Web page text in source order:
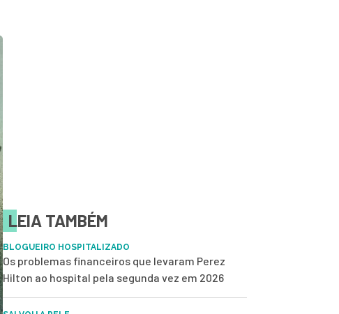
LEIA TAMBÉM
BLOGUEIRO HOSPITALIZADO
Os problemas financeiros que levaram Perez
Hilton ao hospital pela segunda vez em 2026